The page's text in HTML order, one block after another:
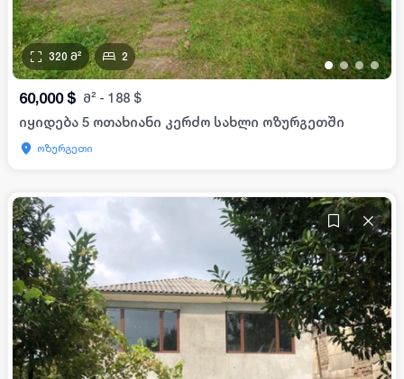
••••
320 მ² 2
60,000 $ მ² - 188 $
იყიდება 5 ოთახიანი კერძო სახლი ოზურგეთში
ოზურგეთი